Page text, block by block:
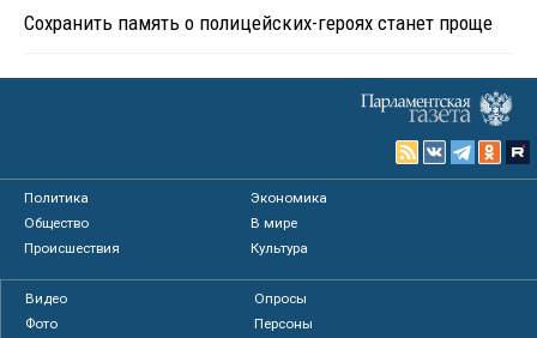
Сохранить память о полицейских-героях станет проще
Политика
Экономика
Общество
В мире
Происшествия
Культура
Видео
Опросы
Фото
Персоны